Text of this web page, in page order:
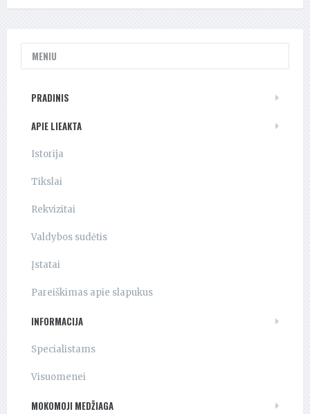
MENIU
PRADINIS
APIE LIEAKTA
Istorija
Tikslai
Rekvizitai
Valdybos sudėtis
Įstatai
Pareiškimas apie slapukus
INFORMACIJA
Specialistams
Visuomenei
MOKOMOJI MEDŽIAGA